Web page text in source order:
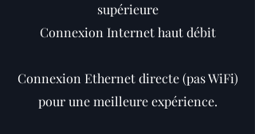
supérieure
Connexion Internet haut débit
Connexion Ethernet directe (pas WiFi)
pour une meilleure expérience.